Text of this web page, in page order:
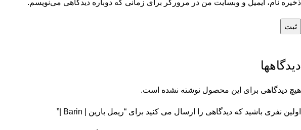
ذخیره نام، ایمیل و وبسایت من در مرورگر برای زمانی که دوباره دیدگاهی می‌نویسم.
دیدگاهها
هیچ دیدگاهی برای این محصول نوشته نشده است.
اولین نفری باشید که دیدگاهی را ارسال می کنید برای “ریمل بارین | Barin |”